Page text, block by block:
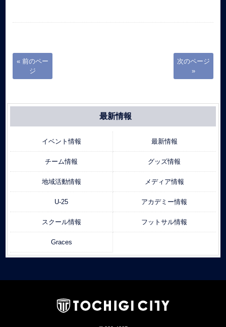
« 前のペー
ジ
次のページ
»
最新情報
イベント情報 最新情報
チーム情報 グッズ情報
地域活動情報 メディア情報
U-25 アカデミー情報
スクール情報 フットサル情報
Graces